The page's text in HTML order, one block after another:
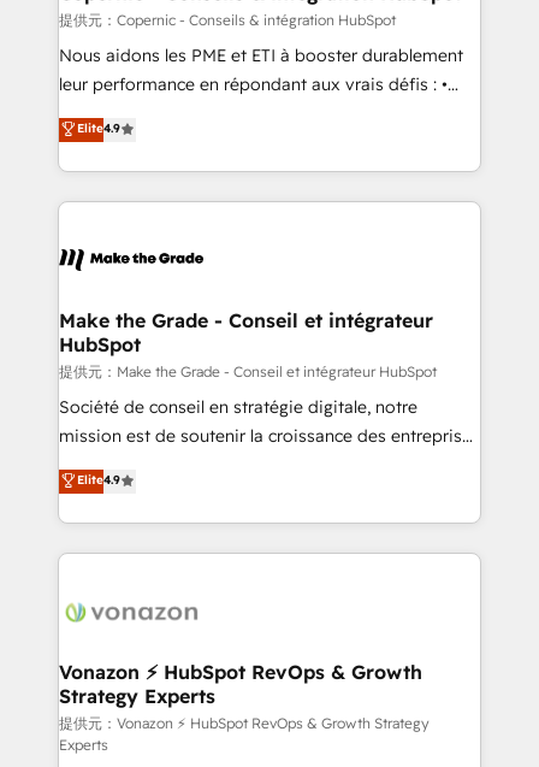
across offices and consulting teams in the UK, USA,
Canada, Germany, France, Belgium, Singapore, and
South Africa. Certified compliant with ISO/IEC
international offices and 175+ employees.
提供元：Copernic - Conseils & intégration HubSpot
Nous aidons les PME et ETI à booster durablement
leur performance en répondant aux vrais défis : •
Intégration de HubSpot avec d’autres outils (ERP,
téléphonie, etc.) • Alignement des équipes grâce à un
outil et des données partagées • Amélioration de la
collecte et de l’analyse des données pour des
de la productivité des équipes Notre équipe de 30
avec un engagement total, alignant processus
métiers et technologie, et guidant vos équipes à
travers le changement, tout en centrant vos objectifs
d’entreprise. Grâce à une méthodologie éprouvée
auprès de plus de 400 clients, nous comprenons
HubSpot dans votre organisation. Pour toute
question technique ou besoin de structuration de
Elite4.9
Make the Grade - Conseil et intégrateur
HubSpot
提供元：Make the Grade - Conseil et intégrateur HubSpot
Société de conseil en stratégie digitale, notre
mission est de soutenir la croissance des entreprises
B2B à travers l’acquisition de nouveaux clients,
l'intégration CRM et le développement des revenus
auprès de vos comptes existants. En France et à
l'international, nous travaillons avec des ETI
delà d’une simple transformation digitale et des
➤ L’intégration de CRM et de méthodologie RevOps
pour aligner les équipes marketing, commerciales et
support client (data migration, synchronisation API,
audit et maintenance) ➤ La création de sites internet
Elite4.9
Vonazon ⚡ HubSpot RevOps & Growth
Strategy Experts
提供元：Vonazon ⚡ HubSpot RevOps & Growth Strategy
Experts